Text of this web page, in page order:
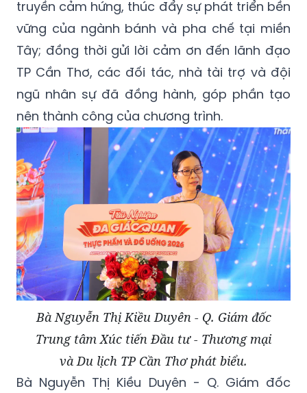
truyền cảm hứng, thúc đẩy sự phát triển bền
vững của ngành bánh và pha chế tại miền
Tây; đồng thời gửi lời cảm ơn đến lãnh đạo
TP Cần Thơ, các đối tác, nhà tài trợ và đội
ngũ nhân sự đã đồng hành, góp phần tạo
nên thành công của chương trình.
Bà Nguyễn Thị Kiều Duyên - Q. Giám đốc
Trung tâm Xúc tiến Đầu tư - Thương mại
và Du lịch TP Cần Thơ phát biểu.
Bà Nguyễn Thị Kiều Duyên - Q. Giám đốc